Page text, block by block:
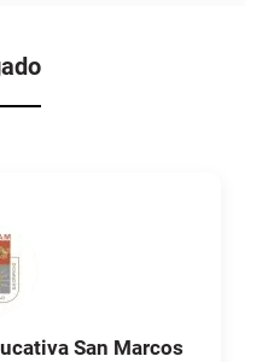
San Marcos